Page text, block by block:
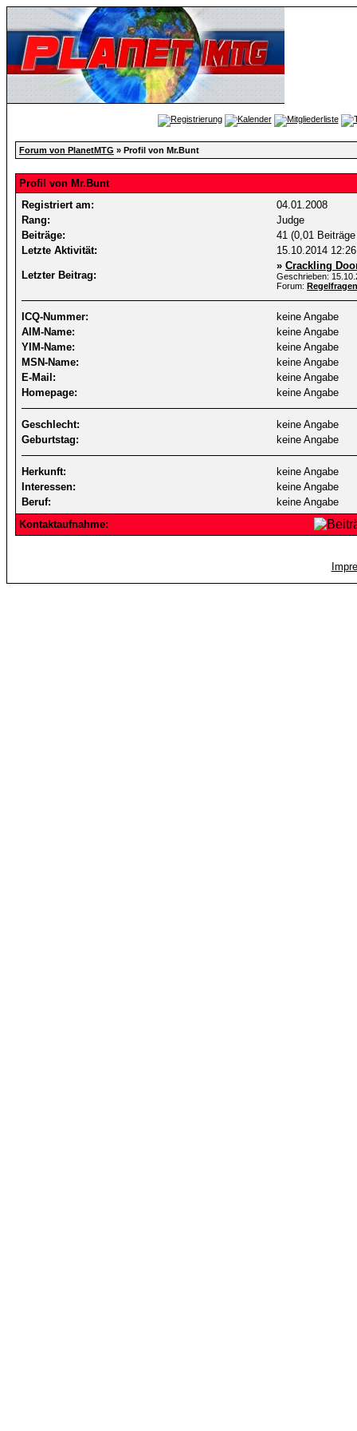
Forum von PlanetMTG » Profil von Mr.Bunt
Profil von Mr.Bunt
Registriert am:
04.01.2008
Rang:
Judge
Beiträge:
41 (0,01
Letzte Aktivität:
15.10.2014 12:26
Letzter Beitrag:
» Crackling
Geschrieben:
Forum: Regelfragen
ICQ-Nummer:
keine Angabe
AIM-Name:
keine Angabe
YIM-Name:
keine Angabe
MSN-Name:
keine Angabe
E-Mail:
keine Angabe
Homepage:
keine Angabe
Geschlecht:
keine Angabe
Geburtstag:
keine Angabe
Herkunft:
keine Angabe
Interessen:
keine Angabe
Beruf:
keine Angabe
Kontaktaufnahme: